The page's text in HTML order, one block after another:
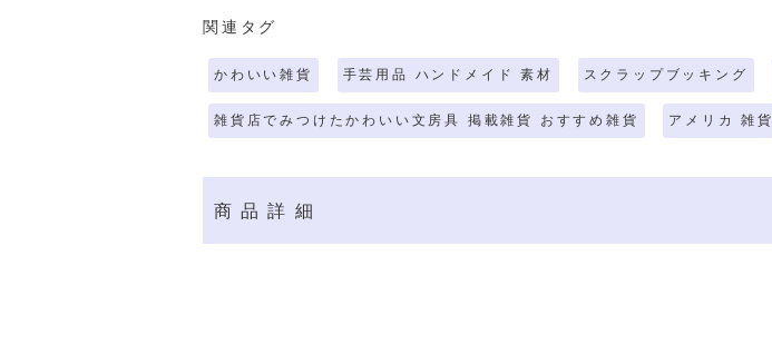
関連タグ
かわいい雑貨 手芸用品 ハンドメイド 素材 スクラップブッキング
雑貨店でみつけたかわいい文房具 掲載雑貨 おすすめ雑貨 アメリカ 雑貨
商品詳細